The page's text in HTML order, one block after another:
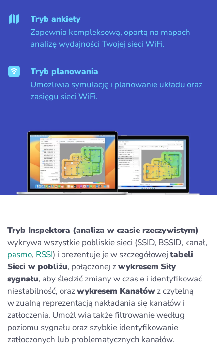
Tryb ankiety
Zapewnia kompleksową, opartą na mapach
analizę wydajności Twojej sieci WiFi.
Tryb planowania
Umożliwia symulację i planowanie układu oraz
zasięgu sieci WiFi.
Tryb Inspektora (analiza w czasie rzeczywistym) —
wykrywa wszystkie pobliskie sieci (SSID, BSSID, kanał,
pasmo, RSSI) i prezentuje je w szczegółowej tabeli
Sieci w pobliżu, połączonej zwykresem Siły
sygnału, aby śledzić zmiany w czasie i identyfikować
niestabilność, orazwykresem Kanałów z czytelną
wizualną reprezentacją nakładania się kanałów i
zatłoczenia. Umożliwia także filtrowanie według
poziomu sygnału oraz szybkie identyfikowanie
zatłoczonych lub problematycznych kanałów.